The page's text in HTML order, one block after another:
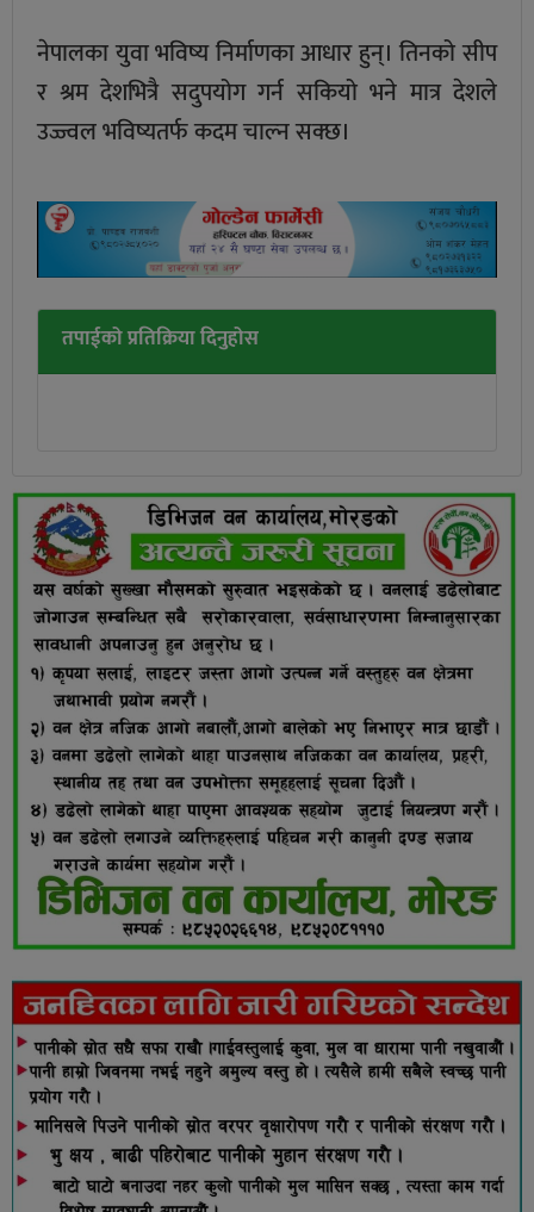
नेपालका युवा भविष्य निर्माणका आधार हुन्। तिनको सीप
र श्रम देशभित्रै सदुपयोग गर्न सकियो भने मात्र देशले
उज्ज्वल भविष्यतर्फ कदम चाल्न सक्छ।
तपाईको प्रतिक्रिया दिनुहोस